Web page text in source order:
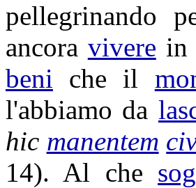
pellegrinando
ancora vivere in
beni che il
l'abbiamo da
hic manentem
14). Al che